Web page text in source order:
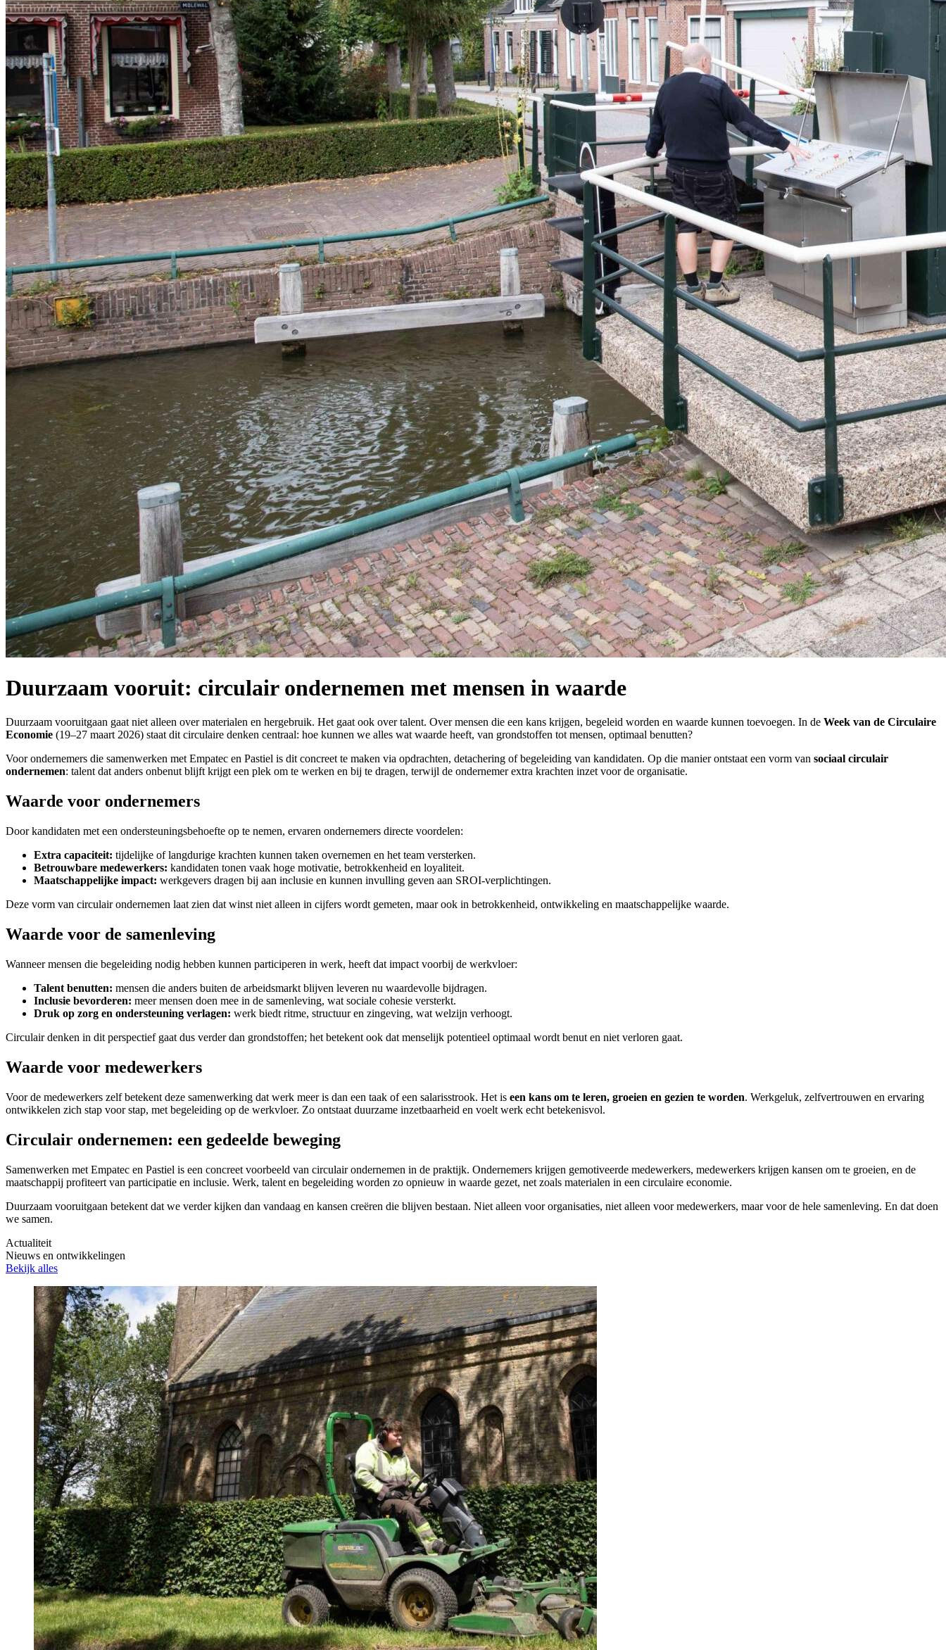
Duurzaam vooruit: circulair ondernemen met mensen in waarde
Duurzaam vooruitgaan gaat niet alleen over materialen en hergebruik. Het gaat ook over talent. Over mensen die een kans krijgen, begeleid worden en waarde kunnen toevoegen. In de Week van de Circulaire
Economie (19–27 maart 2026) staat dit circulaire denken centraal: hoe kunnen we alles wat waarde heeft, van grondstoffen tot mensen, optimaal benutten?
Voor ondernemers die samenwerken met Empatec en Pastiel is dit concreet te maken via opdrachten, detachering of begeleiding van kandidaten. Op die manier ontstaat een vorm van sociaal circulair
ondernemen: talent dat anders onbenut blijft krijgt een plek om te werken en bij te dragen, terwijl de ondernemer extra krachten inzet voor de organisatie.
Waarde voor ondernemers
Door kandidaten met een ondersteuningsbehoefte op te nemen, ervaren ondernemers directe voordelen:
Extra capaciteit: tijdelijke of langdurige krachten kunnen taken overnemen en het team versterken.
Betrouwbare medewerkers: kandidaten tonen vaak hoge motivatie, betrokkenheid en loyaliteit.
Maatschappelijke impact: werkgevers dragen bij aan inclusie en kunnen invulling geven aan SROI-verplichtingen.
Deze vorm van circulair ondernemen laat zien dat winst niet alleen in cijfers wordt gemeten, maar ook in betrokkenheid, ontwikkeling en maatschappelijke waarde.
Waarde voor de samenleving
Wanneer mensen die begeleiding nodig hebben kunnen participeren in werk, heeft dat impact voorbij de werkvloer:
Talent benutten: mensen die anders buiten de arbeidsmarkt blijven leveren nu waardevolle bijdragen.
Inclusie bevorderen: meer mensen doen mee in de samenleving, wat sociale cohesie versterkt.
Druk op zorg en ondersteuning verlagen: werk biedt ritme, structuur en zingeving, wat welzijn verhoogt.
Circulair denken in dit perspectief gaat dus verder dan grondstoffen; het betekent ook dat menselijk potentieel optimaal wordt benut en niet verloren gaat.
Waarde voor medewerkers
Voor de medewerkers zelf betekent deze samenwerking dat werk meer is dan een taak of een salarisstrook. Het is een kans om te leren, groeien en gezien te worden. Werkgeluk, zelfvertrouwen en ervaring
ontwikkelen zich stap voor stap, met begeleiding op de werkvloer. Zo ontstaat duurzame inzetbaarheid en voelt werk echt betekenisvol.
Circulair ondernemen: een gedeelde beweging
Samenwerken met Empatec en Pastiel is een concreet voorbeeld van circulair ondernemen in de praktijk. Ondernemers krijgen gemotiveerde medewerkers, medewerkers krijgen kansen om te groeien, en de
maatschappij profiteert van participatie en inclusie. Werk, talent en begeleiding worden zo opnieuw in waarde gezet, net zoals materialen in een circulaire economie.
Duurzaam vooruitgaan betekent dat we verder kijken dan vandaag en kansen creëren die blijven bestaan. Niet alleen voor organisaties, niet alleen voor medewerkers, maar voor de hele samenleving. En dat doen
we samen.
Actualiteit
Nieuws en ontwikkelingen
Bekijk alles